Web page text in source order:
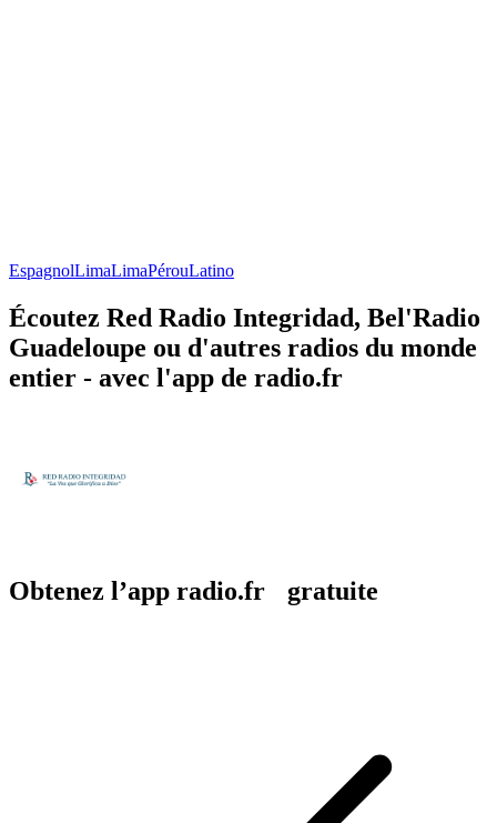
EspagnolLimaLimaPérouLatino
Écoutez Red Radio Integridad, Bel'Radio
Guadeloupe ou d'autres radios du monde
entier - avec l'app de radio.fr
Obtenez l’app radio.fr gratuite